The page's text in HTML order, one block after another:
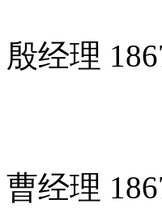
殷经理
曹经理